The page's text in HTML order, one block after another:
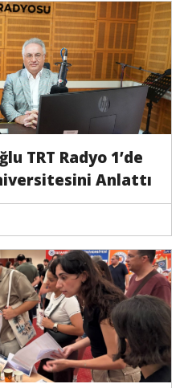
TRT Radyo 1’de
Anlattı